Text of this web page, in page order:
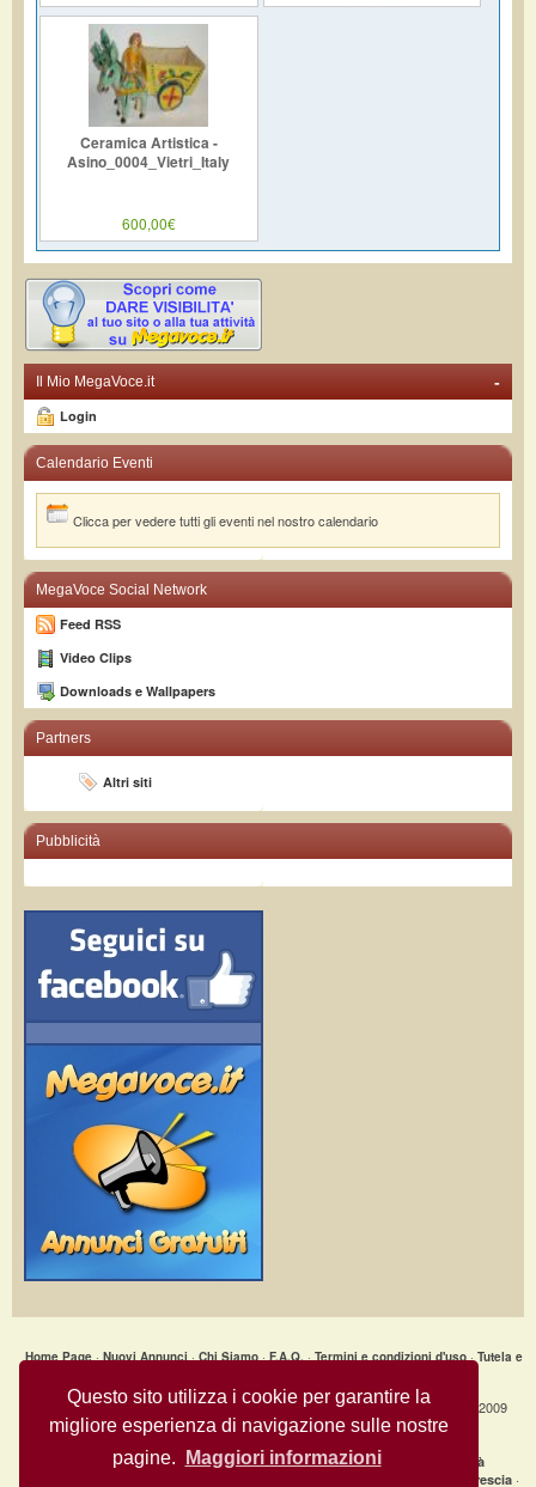
Questo sito utilizza i cookie per garantire la
migliore esperienza di navigazione sulle nostre
pagine.
Maggiori informazioni
Ceramica Artistica -
Asino_0004_Vietri_Italy
600,00€
-
Il Mio MegaVoce.it
Login
Calendario Eventi
Clicca per vedere tutti gli eventi nel nostro calendario
MegaVoce Social Network
Feed RSS
Video Clips
Downloads e Wallpapers
Partners
Altri siti
Pubblicità
Home Page·Nuovi Annunci·Chi Siamo·F.A.Q.·Termini e condizioni d'uso·Tutela e
Annunci Gratuiti » Ceramica Artistica - Asino_0005_Vietri_Italy © Copyright 2009
MegaVoce.it- All Rights Reserved.
Annunci recenti per città|clicca qui per la lista completa delle città
Annunci gratuiti Brescia ·